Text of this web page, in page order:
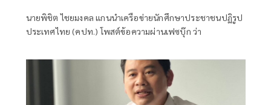
นายพิชิต ไชยมงคล แกนนำเครือข่ายนักศึกษาประชาชนปฏิรูป
ประเทศไทย (คปท.) โพสต์ข้อความผ่านเฟซบุ๊ก ว่า